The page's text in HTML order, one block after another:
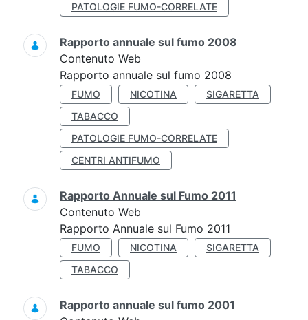
PATOLOGIE FUMO-CORRELATE
Rapporto annuale sul fumo 2008
Contenuto Web
Rapporto annuale sul fumo 2008
FUMO NICOTINA
SIGARETTA
TABACCO
PATOLOGIE FUMO-CORRELATE
CENTRI ANTIFUMO
Rapporto Annuale sul Fumo 2011
Contenuto Web
Rapporto Annuale sul Fumo 2011
FUMO NICOTINA
SIGARETTA
TABACCO
Rapporto annuale sul fumo 2001